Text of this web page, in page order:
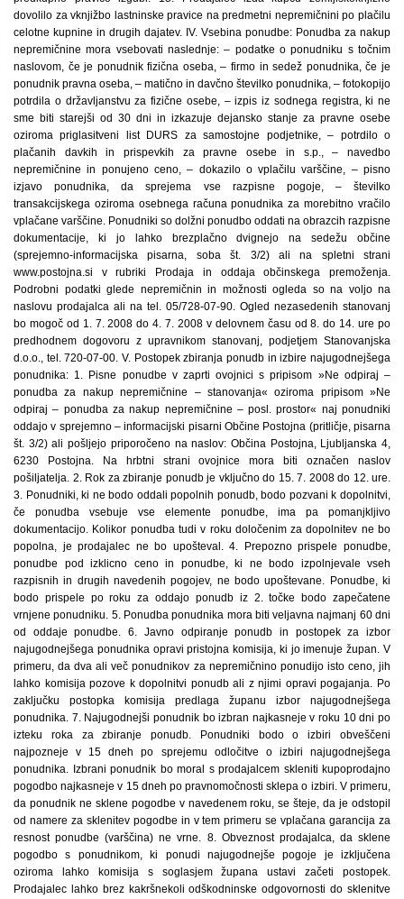
dovolilo za vknjižbo lastninske pravice na predmetni nepremičnini po plačilu
celotne kupnine in drugih dajatev. IV. Vsebina ponudbe: Ponudba za nakup
nepremičnine mora vsebovati naslednje: – podatke o ponudniku s točnim
naslovom, če je ponudnik fizična oseba, – firmo in sedež ponudnika, če je
ponudnik pravna oseba, – matično in davčno številko ponudnika, – fotokopijo
potrdila o državljanstvu za fizične osebe, – izpis iz sodnega registra, ki ne
sme biti starejši od 30 dni in izkazuje dejansko stanje za pravne osebe
oziroma priglasitveni list DURS za samostojne podjetnike, – potrdilo o
plačanih davkih in prispevkih za pravne osebe in s.p., – navedbo
nepremičnine in ponujeno ceno, – dokazilo o vplačilu varščine, – pisno
izjavo ponudnika, da sprejema vse razpisne pogoje, – številko
transakcijskega oziroma osebnega računa ponudnika za morebitno vračilo
vplačane varščine. Ponudniki so dolžni ponudbo oddati na obrazcih razpisne
dokumentacije, ki jo lahko brezplačno dvignejo na sedežu občine
(sprejemno-informacijska pisarna, soba št. 3/2) ali na spletni strani
www.postojna.si v rubriki Prodaja in oddaja občinskega premoženja.
Podrobni podatki glede nepremičnin in možnosti ogleda so na voljo na
naslovu prodajalca ali na tel. 05/728-07-90. Ogled nezasedenih stanovanj
bo mogoč od 1. 7. 2008 do 4. 7. 2008 v delovnem času od 8. do 14. ure po
predhodnem dogovoru z upravnikom stanovanj, podjetjem Stanovanjska
d.o.o., tel. 720-07-00. V. Postopek zbiranja ponudb in izbire najugodnejšega
ponudnika: 1. Pisne ponudbe v zaprti ovojnici s pripisom »Ne odpiraj –
ponudba za nakup nepremičnine – stanovanja« oziroma pripisom »Ne
odpiraj – ponudba za nakup nepremičnine – posl. prostor« naj ponudniki
oddajo v sprejemno – informacijski pisarni Občine Postojna (pritličje, pisarna
št. 3/2) ali pošljejo priporočeno na naslov: Občina Postojna, Ljubljanska 4,
6230 Postojna. Na hrbtni strani ovojnice mora biti označen naslov
pošiljatelja. 2. Rok za zbiranje ponudb je vključno do 15. 7. 2008 do 12. ure.
3. Ponudniki, ki ne bodo oddali popolnih ponudb, bodo pozvani k dopolnitvi,
če ponudba vsebuje vse elemente ponudbe, ima pa pomanjkljivo
dokumentacijo. Kolikor ponudba tudi v roku določenim za dopolnitev ne bo
popolna, je prodajalec ne bo upošteval. 4. Prepozno prispele ponudbe,
ponudbe pod izklicno ceno in ponudbe, ki ne bodo izpolnjevale vseh
razpisnih in drugih navedenih pogojev, ne bodo upoštevane. Ponudbe, ki
bodo prispele po roku za oddajo ponudb iz 2. točke bodo zapečatene
vrnjene ponudniku. 5. Ponudba ponudnika mora biti veljavna najmanj 60 dni
od oddaje ponudbe. 6. Javno odpiranje ponudb in postopek za izbor
najugodnejšega ponudnika opravi pristojna komisija, ki jo imenuje župan. V
primeru, da dva ali več ponudnikov za nepremičnino ponudijo isto ceno, jih
lahko komisija pozove k dopolnitvi ponudb ali z njimi opravi pogajanja. Po
zaključku postopka komisija predlaga županu izbor najugodnejšega
ponudnika. 7. Najugodnejši ponudnik bo izbran najkasneje v roku 10 dni po
izteku roka za zbiranje ponudb. Ponudniki bodo o izbiri obveščeni
najpozneje v 15 dneh po sprejemu odločitve o izbiri najugodnejšega
ponudnika. Izbrani ponudnik bo moral s prodajalcem skleniti kupoprodajno
pogodbo najkasneje v 15 dneh po pravnomočnosti sklepa o izbiri. V primeru,
da ponudnik ne sklene pogodbe v navedenem roku, se šteje, da je odstopil
od namere za sklenitev pogodbe in v tem primeru se vplačana garancija za
resnost ponudbe (varščina) ne vrne. 8. Obveznost prodajalca, da sklene
pogodbo s ponudnikom, ki ponudi najugodnejše pogoje je izključena
oziroma lahko komisija s soglasjem župana ustavi začeti postopek.
Prodajalec lahko brez kakršnekoli odškodninske odgovornosti do sklenitve